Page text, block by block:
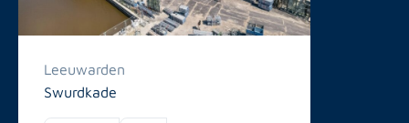
Leeuwarden
Swurdkade